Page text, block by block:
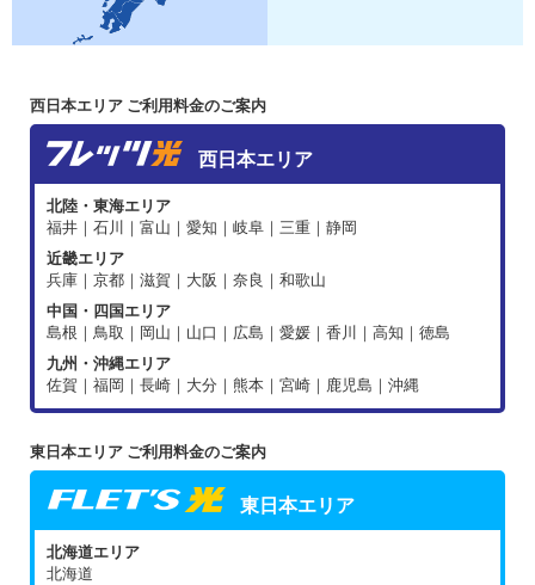
西日本エリア ご利用料金のご案内
西日本エリア
北陸・東海エリア
福井｜石川｜富山｜愛知｜岐阜｜三重｜静岡
近畿エリア
兵庫｜京都｜滋賀｜大阪｜奈良｜和歌山
中国・四国エリア
島根｜鳥取｜岡山｜山口｜広島｜愛媛｜香川｜高知｜徳島
九州・沖縄エリア
佐賀｜福岡｜長崎｜大分｜熊本｜宮崎｜鹿児島｜沖縄
東日本エリア ご利用料金のご案内
東日本エリア
北海道エリア
北海道